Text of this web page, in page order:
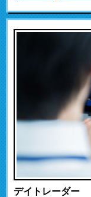
デイトレーダー